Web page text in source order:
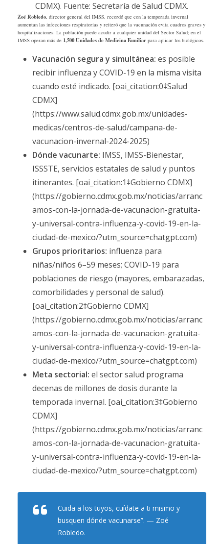
CDMX). Fuente: Secretaría de Salud CDMX.
Zoé Robledo, director general del IMSS, recordó que con la temporada invernal
aumentan las infecciones respiratorias y reiteró que la vacunación evita cuadros graves y
hospitalizaciones. La población puede acudir a cualquier unidad del Sector Salud; en el
IMSS operan más de 1,500 Unidades de Medicina Familiar para aplicar los biológicos.
Vacunación segura y simultánea: es posible
recibir influenza y COVID-19 en la misma visita
cuando esté indicado. [oai_citation:0‡Salud
CDMX]
(https://www.salud.cdmx.gob.mx/unidades-
medicas/centros-de-salud/campana-de-
vacunacion-invernal-2024-2025)
Dónde vacunarte: IMSS, IMSS-Bienestar,
ISSSTE, servicios estatales de salud y puntos
itinerantes. [oai_citation:1‡Gobierno CDMX]
(https://gobierno.cdmx.gob.mx/noticias/arranc
amos-con-la-jornada-de-vacunacion-gratuita-
y-universal-contra-influenza-y-covid-19-en-la-
ciudad-de-mexico/?utm_source=chatgpt.com)
Grupos prioritarios: influenza para
niñas/niños 6–59 meses; COVID-19 para
poblaciones de riesgo (mayores, embarazadas,
comorbilidades y personal de salud).
[oai_citation:2‡Gobierno CDMX]
(https://gobierno.cdmx.gob.mx/noticias/arranc
amos-con-la-jornada-de-vacunacion-gratuita-
y-universal-contra-influenza-y-covid-19-en-la-
ciudad-de-mexico/?utm_source=chatgpt.com)
Meta sectorial: el sector salud programa
decenas de millones de dosis durante la
temporada invernal. [oai_citation:3‡Gobierno
CDMX]
(https://gobierno.cdmx.gob.mx/noticias/arranc
amos-con-la-jornada-de-vacunacion-gratuita-
y-universal-contra-influenza-y-covid-19-en-la-
ciudad-de-mexico/?utm_source=chatgpt.com)
Cuida a los tuyos, cuídate a ti mismo y
busquen dónde vacunarse”. — Zoé
Robledo.